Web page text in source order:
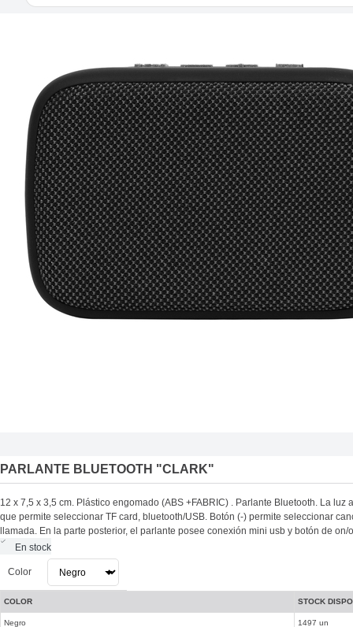
PARLANTE BLUETOOTH "CLARK"
12 x 7,5 x 3,5 cm. Plástico engomado (ABS +FABRIC) . Parlante Bluetooth. La
que permite seleccionar TF card, bluetooth/USB. Botón (-) permite seleccionar
llamada. En la parte posterior, el parlante posee conexión mini usb y botón de
En stock
Color
COLOR STOCK
Negro 1497 un